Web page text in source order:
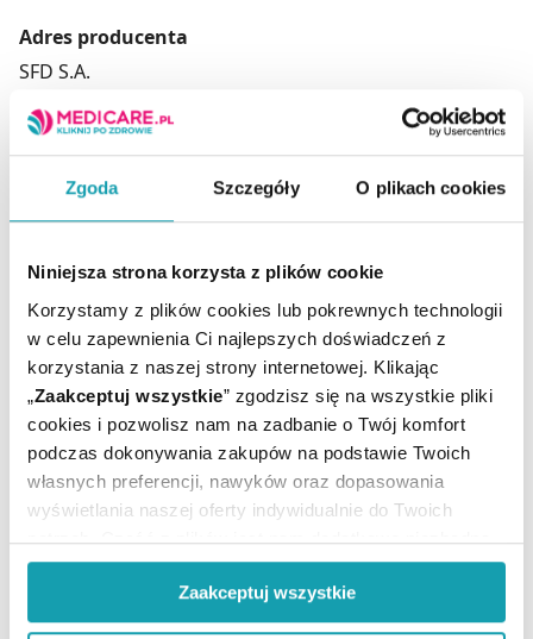
Zgoda Szczegóły O plikach cookies
Niniejsza strona korzysta z plików cookie
Korzystamy z plików cookies lub pokrewnych technologii
w celu zapewnienia Ci najlepszych doświadczeń z
korzystania z naszej strony internetowej. Klikając
„Zaakceptuj wszystkie” zgodzisz się na wszystkie pliki
cookies i pozwolisz nam na zadbanie o Twój komfort
podczas dokonywania zakupów na podstawie Twoich
własnych preferencji, nawyków oraz dopasowania
wyświetlania naszej oferty indywidualnie do Twoich
potrzeb. Część z plików jest nam dodatkowo niezbędna
do prawidłowego działania Portalu oraz jego
funkcjonalności. W zależności od funkcji, dane o tym jak
korzystasz z naszej witryny będą również przekazywane
Zaakceptuj wszystkie
Adres producenta
SFD S.A.
45-315 Opole.
sfdsa.pl
Podmiot odpowiedzialny
Głogowska 41,
sfdsa.pl
Suplement diety nie może być stosowany jak
substytut (zamiennik) zróżnicowanej diety.
Nie należy przekraczać zalecanej porcji do spożycia w
ciągu dnia.
Zrównoważony sposób żywienia i prawidłowy tryb
życia jest ważny dla funkcjonowania organizmu
Przechowywać w miejscu niedostępnym dla małych